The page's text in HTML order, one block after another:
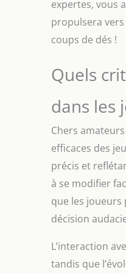
expertes, vous
propulsera vers
coups de dés !
Quels
dans les
Chers
efficaces des
précis et
à se modifier
que les joueurs
décision
L’interaction
tandis que